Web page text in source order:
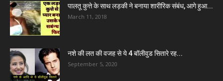
पालतू कुत्ते के साथ लड़की ने बनाया शारीरिक संबंध, आगे हुआ...
March 11, 2018
नशे की लत की वजह से ये 4 बॉलीवुड सितारे रह...
September 5, 2020